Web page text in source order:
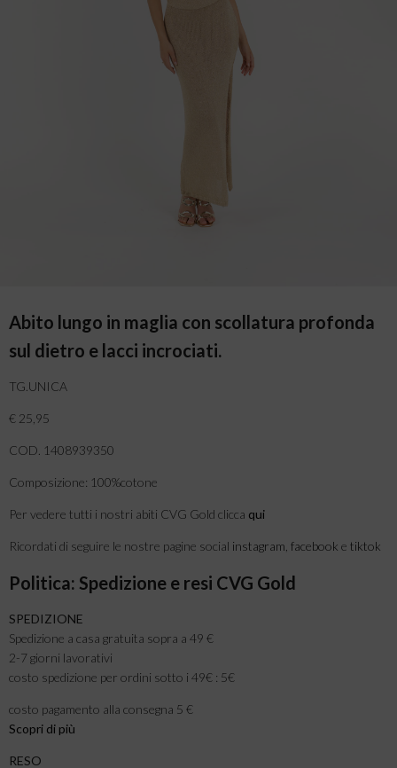
Abito lungo in maglia con scollatura profonda
sul dietro e lacci incrociati.
TG.UNICA
€ 25,95
COD. 1408939350
Composizione: 100%cotone
Per vedere tutti i nostri abiti CVG Gold clicca qui
Ricordati di seguire le nostre pagine social instagram facebook e tiktok
Politica: Spedizione e resi CVG Gold
SPEDIZIONE
Spedizione a casa gratuita sopra a 49 €
2-7 giorni lavorativi
costo spedizione per ordini sotto i 49€ : 5€
costo pagamento alla consegna 5 €
Scopri di più
RESO